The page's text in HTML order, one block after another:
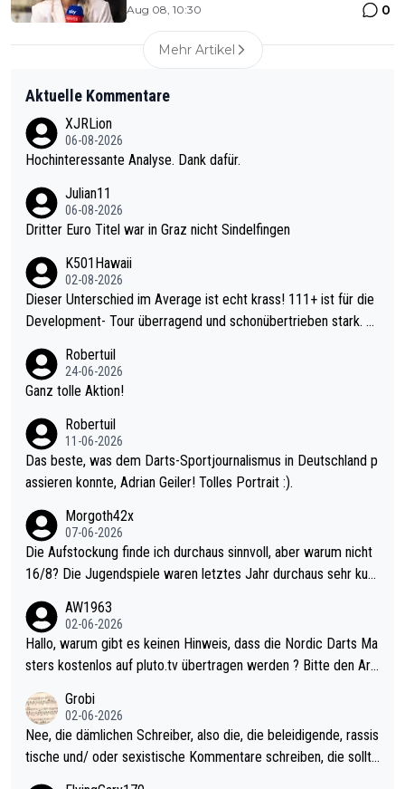
Aug 08, 10:30 0
Mehr Artikel
Aktuelle Kommentare
XJRLion
06-08-2026
Hochinteressante Analyse. Dank dafür.
Julian11
06-08-2026
Dritter Euro Titel war in Graz nicht Sindelfingen
K501Hawaii
02-08-2026
Dieser Unterschied im Average ist echt krass! 111+ ist für die
Development- Tour überragend und schonübertrieben stark. U
mal 40+ erst recht. Da gewinnst keinen Blumentopf - ist ja noc
h krasser wie ein Pokalspiel eines Kreisligisten vs einem Bund
Robertuil
24-06-2026
Ganz tolle Aktion!
Robertuil
11-06-2026
Das beste, was dem Darts-Sportjournalismus in Deutschland p
assieren konnte, Adrian Geiler! Tolles Portrait :).
Morgoth42x
07-06-2026
Die Aufstockung finde ich durchaus sinnvoll, aber warum nicht
16/8? Die Jugendspiele waren letztes Jahr durchaus sehr kurz
Allerdings ist Mitchell Lawrie als Nummer 1 der Welt eh qualifi
ziert. Somit ändert die automatische Qualifikation des Weltmei
sters erstmal nichts. Ich denke sie wollen damit für nächstes J
ohl wenig WDF Turniere spielen. Dies war bei Archie Self letzt
es Jahr der Fall. Er musste als amtierender Weltmeister durch
den Qualifier und ich glaube kaum, dass Mitchel sich das (in Ve
gas) antun würde, wenn er doch eigentlich die PDC-WM als Zi
AW1963
02-06-2026
Hallo, warum gibt es keinen Hinweis, dass die Nordic Darts Ma
sters kostenlos auf pluto.tv übertragen werden ? Bitte den Arti
Grobi
02-06-2026
Nee, die dämlichen Schreiber, also die, die beleidigende, rassis
tische und/ oder sexistische Kommentare schreiben, die sollte